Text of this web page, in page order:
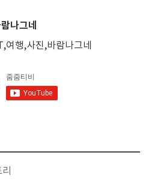
나그네
여행,사진,바람나그네